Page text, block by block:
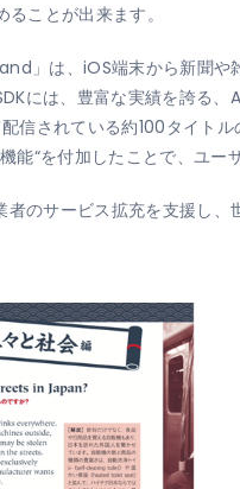
ことが出来ます。
」は、iOS端末から新聞
には、豊富な実績を誇る
信されている約100タイトル
能“を付加したことで、ユ
者のサービス拡充を支援し